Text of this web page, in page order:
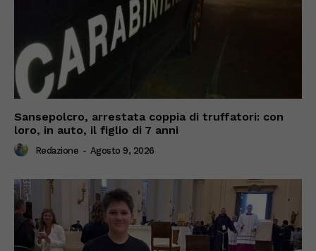
Sansepolcro, arrestata coppia di truffatori: con
loro, in auto, il figlio di 7 anni
Redazione - Agosto 9, 2026